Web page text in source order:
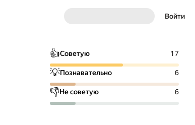
Войти
👍Советую 17
💡Познавательно 6
👎Не советую 6